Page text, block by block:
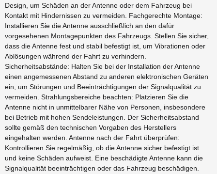
Design, um Schäden an der Antenne oder dem Fahrzeug bei
Kontakt mit Hindernissen zu vermeiden. Fachgerechte Montage:
Installieren Sie die Antenne ausschließlich an den dafür
vorgesehenen Montagepunkten des Fahrzeugs. Stellen Sie sicher,
dass die Antenne fest und stabil befestigt ist, um Vibrationen oder
Ablösungen während der Fahrt zu verhindern.
Sicherheitsabstände: Halten Sie bei der Installation der Antenne
einen angemessenen Abstand zu anderen elektronischen Geräten
ein, um Störungen und Beeinträchtigungen der Signalqualität zu
vermeiden. Strahlungsbereiche beachten: Platzieren Sie die
Antenne nicht in unmittelbarer Nähe von Personen, insbesondere
bei Betrieb mit hohen Sendeleistungen. Der Sicherheitsabstand
sollte gemäß den technischen Vorgaben des Herstellers
eingehalten werden. Antenne nach der Fahrt überprüfen:
Kontrollieren Sie regelmäßig, ob die Antenne sicher befestigt ist
und keine Schäden aufweist. Eine beschädigte Antenne kann die
Signalqualität beeinträchtigen oder das Fahrzeug beschädigen.